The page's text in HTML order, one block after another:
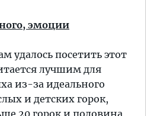
эмоции
удалось посетить этот
лучшим для
из-за идеального
и детских горок,
20 горок и половина